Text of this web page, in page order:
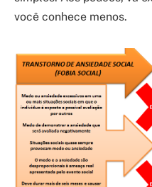
você conhece menos.